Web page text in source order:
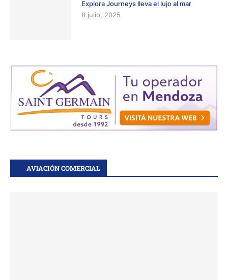
Explora Journeys lleva el lujo al mar
8 julio, 2025
AVIACIÓN COMERCIAL